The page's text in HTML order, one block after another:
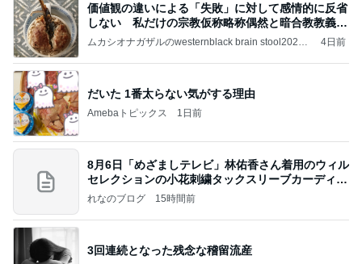
価値観の違いによる「失敗」に対して感情的に反省
しない 私だけの宗教仮称略称偶然と暗合教教義候
補
ムカシオナガザルのwesternblack brain stool2024
ガザル
4日前
だいた 1番太らない気がする理由
Amebaトピックス 1日前
8月6日「めざましテレビ」林佑香さん着用のウィル
セレクションの小花刺繍タックスリーブカーディガ
ン
れなのブログ 15時間前
3回連続となった残念な稽留流産